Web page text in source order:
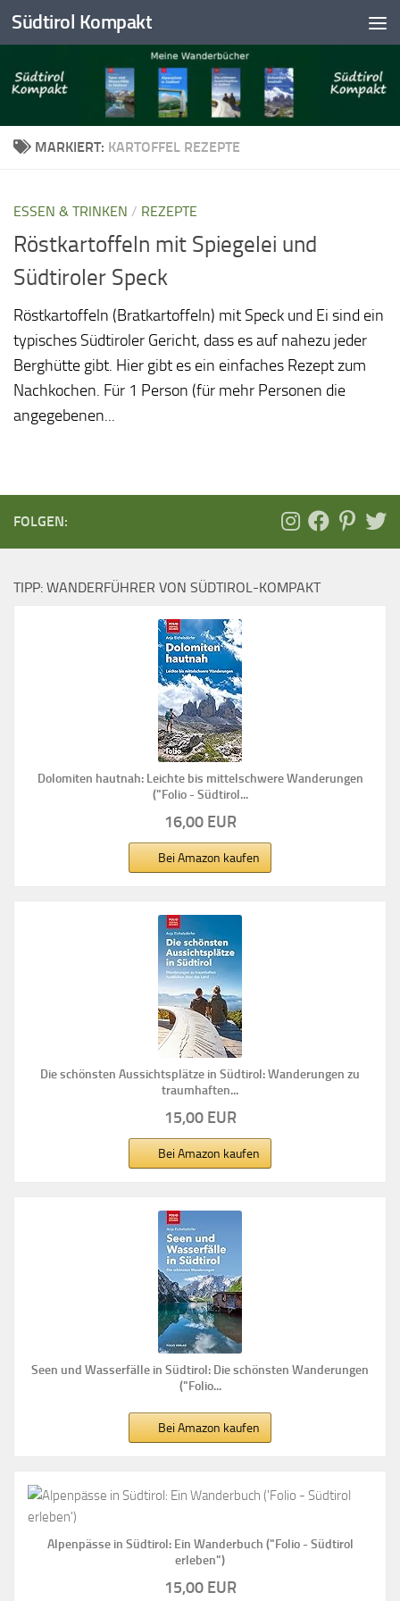
Skip to content
Südtirol Kompakt
MARKIERT: KARTOFFEL REZEPTE
ESSEN & TRINKEN / REZEPTE
Röstkartoffeln mit Spiegelei und
Südtiroler Speck
Röstkartoffeln (Bratkartoffeln) mit Speck und Ei sind ein
typisches Südtiroler Gericht, dass es auf nahezu jeder
Berghütte gibt. Hier gibt es ein einfaches Rezept zum
Nachkochen. Für 1 Person (für mehr Personen die
angegebenen...
FOLGEN:
TIPP: WANDERFÜHRER VON SÜDTIROL-KOMPAKT
Dolomiten hautnah: Leichte bis mittelschwere Wanderungen
("Folio - Südtirol...
16,00 EUR
Bei Amazon kaufen
Die schönsten Aussichtsplätze in Südtirol: Wanderungen zu
traumhaften...
15,00 EUR
Bei Amazon kaufen
Seen und Wasserfälle in Südtirol: Die schönsten Wanderungen
("Folio...
Bei Amazon kaufen
Alpenpässe in Südtirol: Ein Wanderbuch ("Folio - Südtirol
erleben")
15,00 EUR